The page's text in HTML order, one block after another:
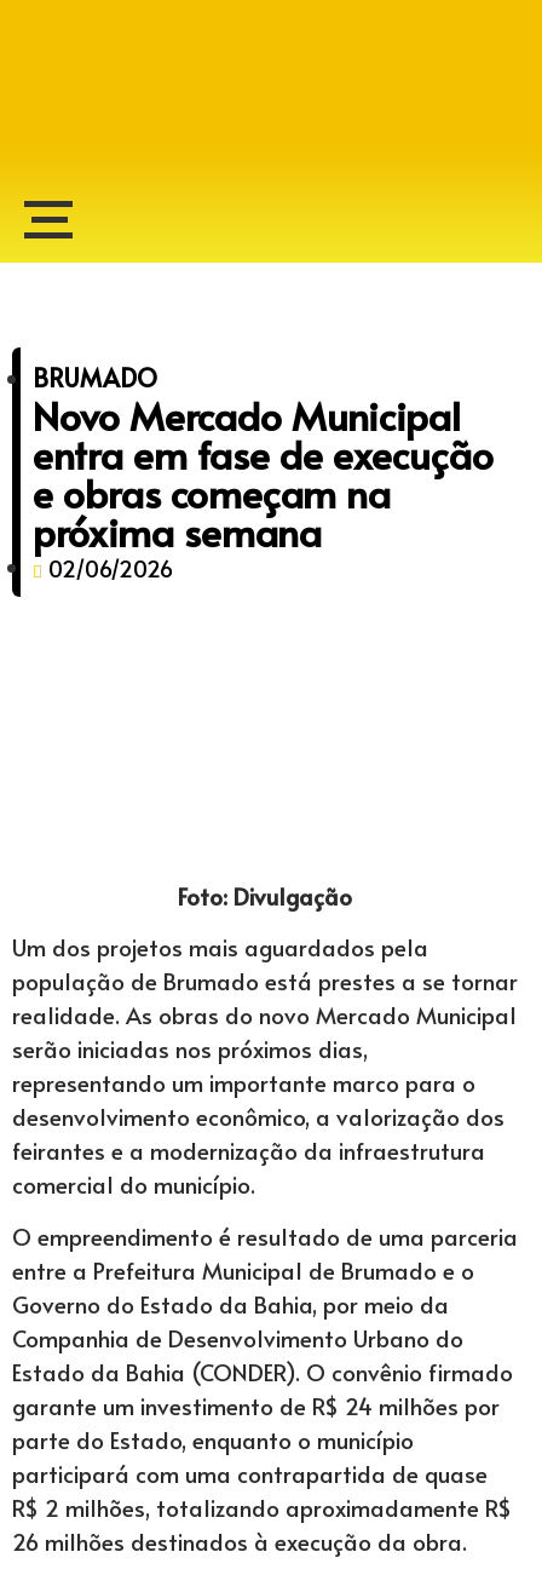
BRUMADO
Novo Mercado Municipal
entra em fase de execução
e obras começam na
próxima semana
02/06/2026
Foto: Divulgação
Um dos projetos mais aguardados pela
população de Brumado está prestes a se tornar
realidade. As obras do novo Mercado Municipal
serão iniciadas nos próximos dias,
representando um importante marco para o
desenvolvimento econômico, a valorização dos
feirantes e a modernização da infraestrutura
comercial do município.
O empreendimento é resultado de uma parceria
entre a Prefeitura Municipal de Brumado e o
Governo do Estado da Bahia, por meio da
Companhia de Desenvolvimento Urbano do
Estado da Bahia (CONDER). O convênio firmado
garante um investimento de R$ 24 milhões por
parte do Estado, enquanto o município
participará com uma contrapartida de quase
R$ 2 milhões, totalizando aproximadamente R$
26 milhões destinados à execução da obra.